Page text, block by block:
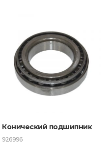
Конический подшипник
926996